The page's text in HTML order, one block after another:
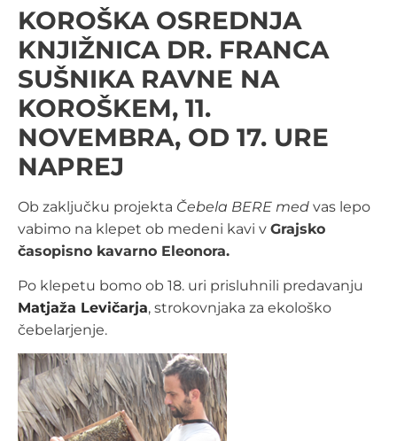
KOROŠKA OSREDNJA
KNJIŽNICA DR. FRANCA
SUŠNIKA RAVNE NA
KOROŠKEM, 11.
NOVEMBRA, OD 17. URE
NAPREJ
Ob zaključku projekta Čebela BERE med vas lepo
vabimo na klepet ob medeni kavi v Grajsko
časopisno kavarno Eleonora.
Po klepetu bomo ob 18. uri prisluhnili predavanju
Matjaža Levičarja, strokovnjaka za ekološko
čebelarjenje.